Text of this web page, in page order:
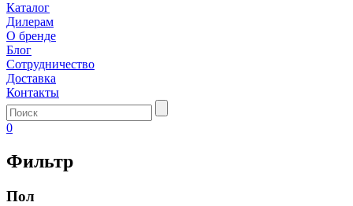
Каталог
Дилерам
О бренде
Блог
Сотрудничество
Доставка
Контакты
0
Фильтр
Пол